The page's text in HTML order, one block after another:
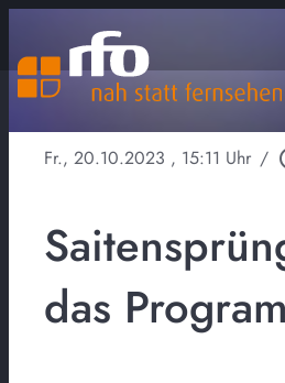
Fr., 20.10.2023 , 15:11 Uhr /
das